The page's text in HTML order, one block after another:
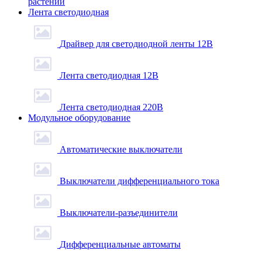
Лента светодиодная
Драйвер для светодиодной ленты 12В
Лента светодиодная 12В
Лента светодиодная 220В
Модульное оборудование
Автоматические выключатели
Выключатели дифференциального тока
Выключатели-разъединители
Дифференциальные автоматы